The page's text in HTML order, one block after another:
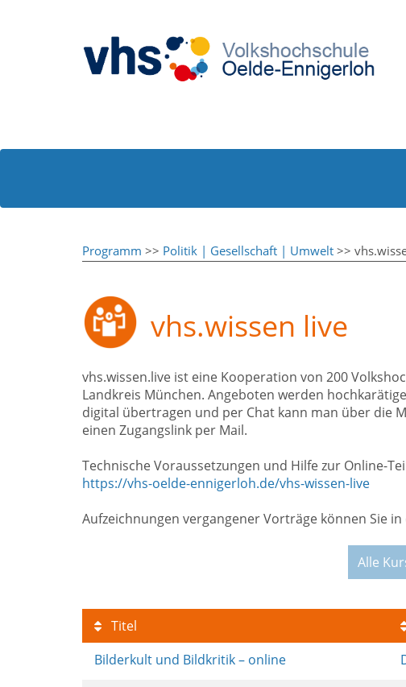
Programm >> Politik | Gesellschaft | Umwelt >>
vhs.wissen live
vhs.wissen.live ist eine Kooperation von 200
Landkreis München. Angeboten werden
digital übertragen und per Chat kann man über die
einen Zugangslink per Mail.
Technische Voraussetzungen und Hilfe zur Online-
https://vhs-oelde-ennigerloh.de/vhs-wissen-live
Aufzeichnungen vergangener Vorträge können Sie
Alle
Titel
Bilderkult und Bildkritik – online